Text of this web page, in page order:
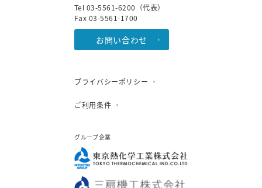
Tel 03-5561-6200（代表）
Fax 03-5561-1700
お問い合わせ
プライバシーポリシー
ご利用条件
グループ企業